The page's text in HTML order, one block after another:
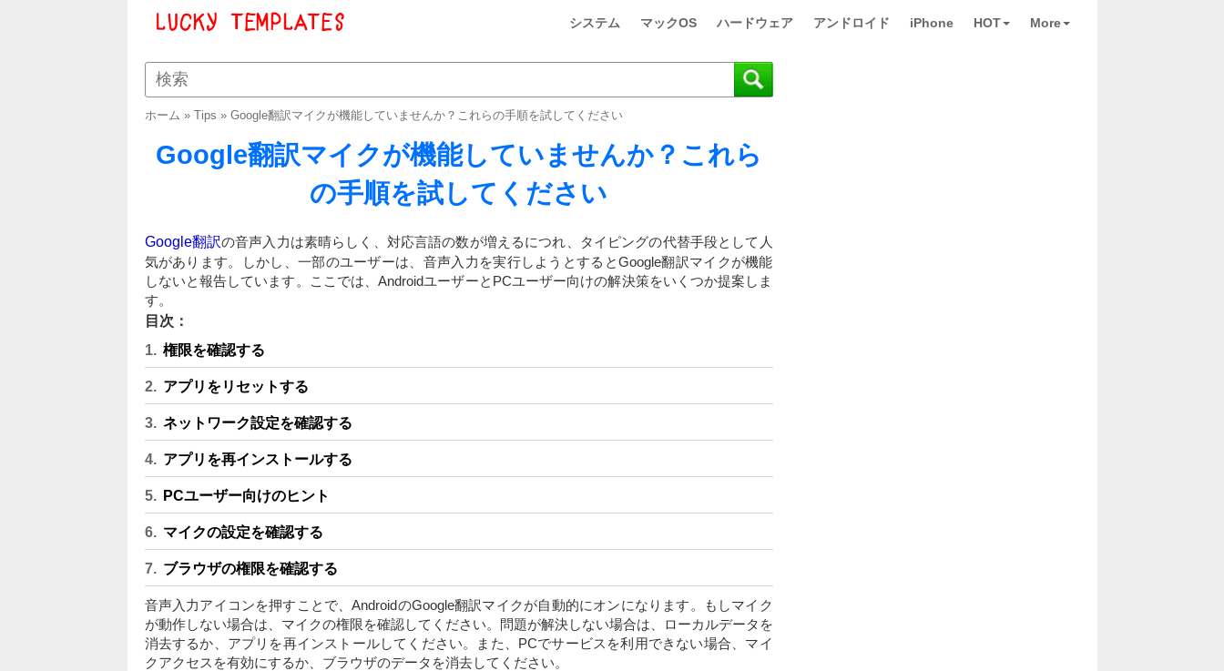
システム マックOS ハードウェア アンドロイド iPhone HOT More
ホーム » Tips » Google翻訳マイクが機能していませんか？これらの手順を試してください
Google翻訳マイクが機能していませんか？これら
の手順を試してください
Google翻訳の音声入力は素晴らしく、対応言語の数が増えるにつれ、タイピングの代替手段として人
気があります。しかし、一部のユーザーは、音声入力を実行しようとするとGoogle翻訳マイクが機能
しないと報告しています。ここでは、AndroidユーザーとPCユーザー向けの解決策をいくつか提案しま
す。
目次：
権限を確認する
アプリをリセットする
ネットワーク設定を確認する
アプリを再インストールする
PCユーザー向けのヒント
マイクの設定を確認する
ブラウザの権限を確認する
音声入力アイコンを押すことで、AndroidのGoogle翻訳マイクが自動的にオンになります。もしマイク
が動作しない場合は、マイクの権限を確認してください。問題が解決しない場合は、ローカルデータを
消去するか、アプリを再インストールしてください。また、PCでサービスを利用できない場合、マイ
クアクセスを有効にするか、ブラウザのデータを消去してください。